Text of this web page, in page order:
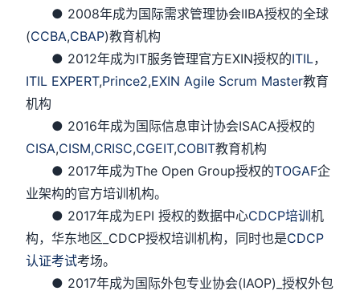
● 2008年成为国际需求管理协会IIBA授权的全球
(CCBA,CBAP)教育机构
● 2012年成为IT服务管理官方EXIN授权的ITIL，
ITIL EXPERT,Prince2,EXIN Agile Scrum Master教育
机构
● 2016年成为国际信息审计协会ISACA授权的
CISA,CISM,CRISC,CGEIT,COBIT教育机构
● 2017年成为The Open Group授权的TOGAF企
业架构的官方培训机构。
● 2017年成为EPI 授权的数据中心CDCP培训机
构，华东地区_CDCP授权培训机构，同时也是CDCP
认证考试考场。
● 2017年成为国际外包专业协会(IAOP)_授权外包